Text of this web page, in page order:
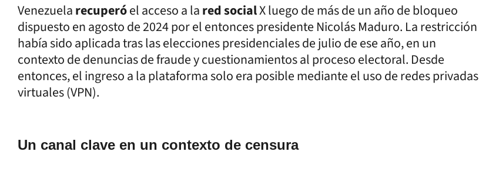
Venezuelarecuperóel acceso a lared socialX luego de más de un año de bloqueo
dispuesto en agosto de 2024 por el entonces presidente Nicolás Maduro. La restricción
había sido aplicada tras las elecciones presidenciales de julio de ese año, en un
contexto de denuncias de fraude y cuestionamientos al proceso electoral. Desde
entonces, el ingreso a la plataforma solo era posible mediante el uso de redes privadas
virtuales (VPN).
Un canal clave en un contexto de censura